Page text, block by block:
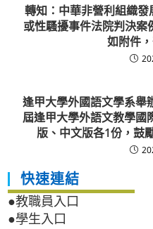
轉知：中華非營利組織
或性騷擾事件法院判決
如附件
逢甲大學外國語文學系舉
屆逢甲大學外語文教學國
版、中文版各1份，鼓
快速連結
●教職員入口
●學生入口